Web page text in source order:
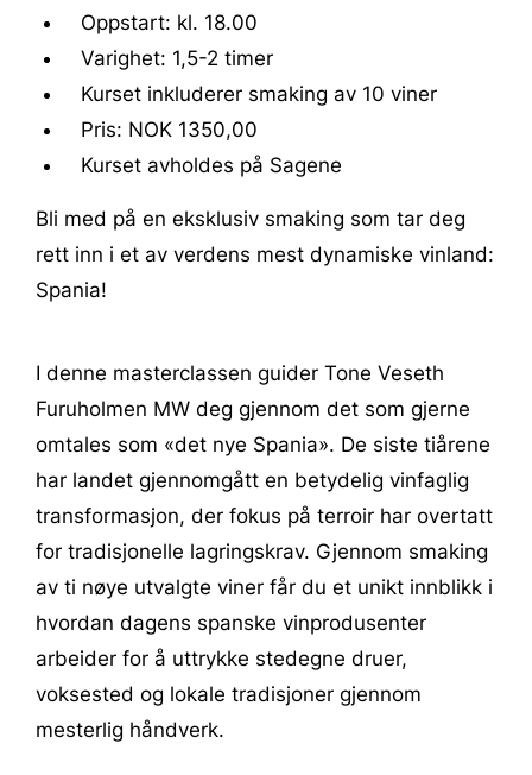
Oppstart: kl. 18.00
Varighet: 1,5-2 timer
Kurset inkluderer smaking av 10 viner
Pris: NOK 1350,00
Kurset avholdes på Sagene
Bli med på en eksklusiv smaking som tar deg
rett inn i et av verdens mest dynamiske vinland:
Spania!
I denne masterclassen guider Tone Veseth
Furuholmen MW deg gjennom det som gjerne
omtales som «det nye Spania». De siste tiårene
har landet gjennomgått en betydelig vinfaglig
transformasjon, der fokus på terroir har overtatt
for tradisjonelle lagringskrav. Gjennom smaking
av ti nøye utvalgte viner får du et unikt innblikk i
hvordan dagens spanske vinprodusenter
arbeider for å uttrykke stedegne druer,
voksested og lokale tradisjoner gjennom
mesterlig håndverk.